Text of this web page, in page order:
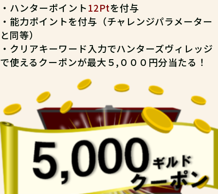
・ハンターポイント12Ptを付与
・能力ポイントを付与（チャレンジパラメーター
と同等）
・クリアキーワード入力でハンターズヴィレッジ
で使えるクーポンが最大５,０００円分当たる！